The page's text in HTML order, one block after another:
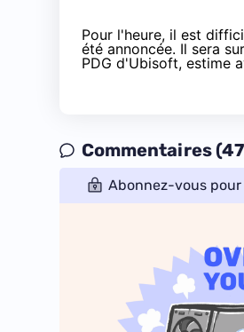
Pour l'heure, il est
été annoncée. Il sera
PDG d'Ubisoft, estime
Commentaires
Abonnez-vous